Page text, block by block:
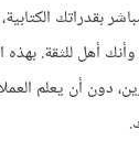
بقدراتك
أهل للثقة.
دون أن يعلم